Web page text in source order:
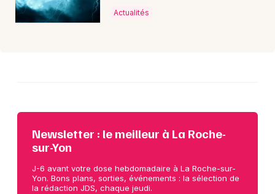
Actualités
Newsletter : le meilleur à La Roche-
sur-Yon
J-6 avant votre dose hebdomadaire à La Roche-sur-
Yon. Bons plans, sorties, événements : la sélection de
la rédaction JDS, chaque jeudi.